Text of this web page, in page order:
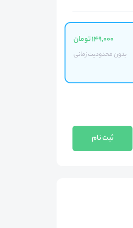
149,000 تومان
بدون محدودیت زمانی
ثبت نام